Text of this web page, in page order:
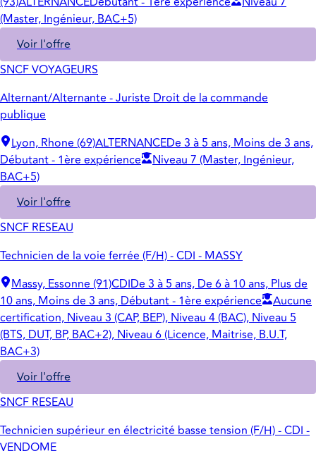
(Master, Ingénieur, BAC+5)
Voir l'offre
SNCF VOYAGEURS
Alternant/Alternante - Juriste Droit de la commande
publique
Lyon, Rhone (69)ALTERNANCEDe 3 à 5 ans, Moins de 3 ans,
Débutant - 1ère expérience
Niveau 7 (Master, Ingénieur,
BAC+5)
Voir l'offre
SNCF RESEAU
Technicien de la voie ferrée (F/H) - CDI - MASSY
Massy, Essonne (91)CDIDe 3 à 5 ans, De 6 à 10 ans, Plus de
10 ans, Moins de 3 ans, Débutant - 1ère expérience
Aucune
certification, Niveau 3 (CAP, BEP), Niveau 4 (BAC), Niveau 5
(BTS, DUT, BP, BAC+2), Niveau 6 (Licence, Maitrise, B.U.T,
BAC+3)
Voir l'offre
SNCF RESEAU
Technicien supérieur en électricité basse tension (F/H) - CDI -